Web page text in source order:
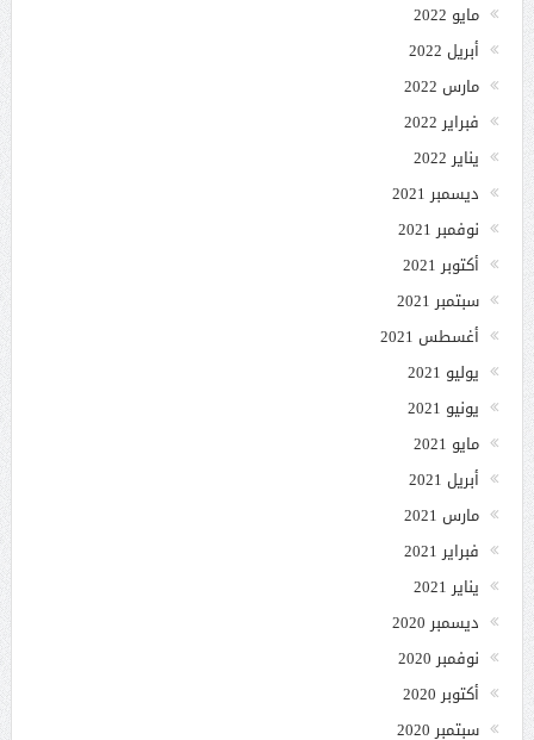
مايو 2022
أبريل 2022
مارس 2022
فبراير 2022
يناير 2022
ديسمبر 2021
نوفمبر 2021
أكتوبر 2021
سبتمبر 2021
أغسطس 2021
يوليو 2021
يونيو 2021
مايو 2021
أبريل 2021
مارس 2021
فبراير 2021
يناير 2021
ديسمبر 2020
نوفمبر 2020
أكتوبر 2020
سبتمبر 2020